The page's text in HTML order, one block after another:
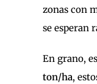
zonas con
se esperan
En grano,
ton/ha,